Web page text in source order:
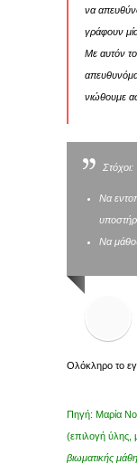
να
γράφουν
Με αυτόν
νιώθουμε
Στόχοι:
Να
Να
Ολόκληρο το
Πηγή: Μαρία
(επιλογή ύλης,
βιωματικής